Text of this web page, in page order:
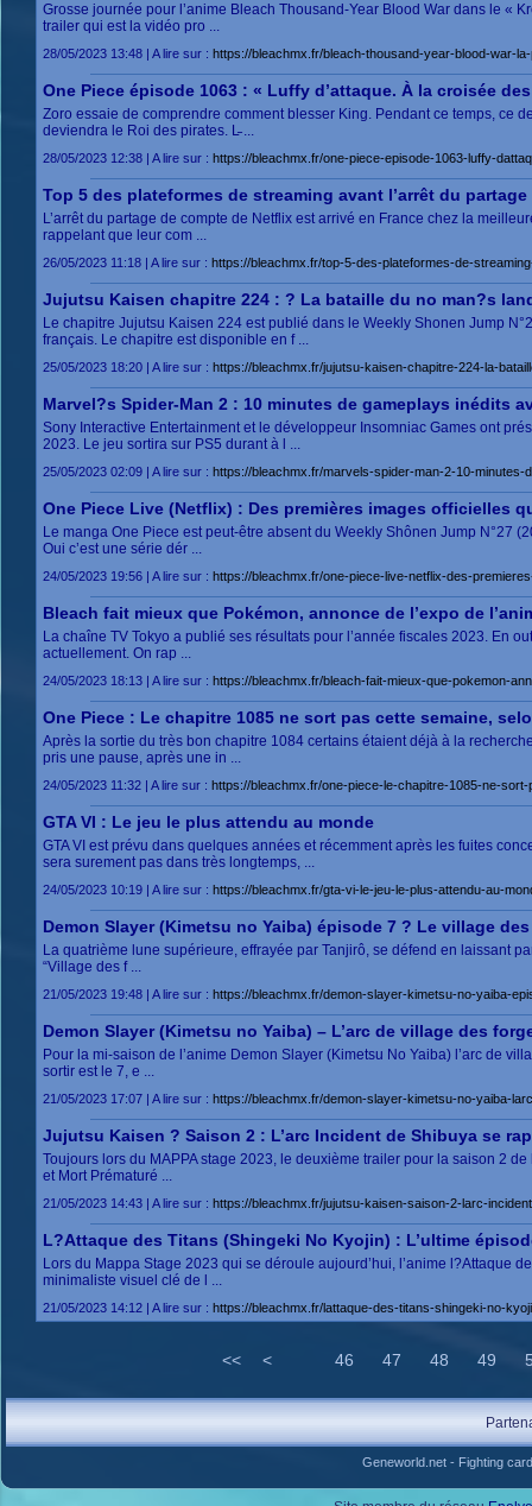
Grosse journée pour l’anime Bleach Thousand-Year Blood War dans le «
trailer qui est la vidéo pro ...
28/05/2023 13:48 | A lire sur : https://bleachmx.fr/bleach-thousand-year-blood-war-
One Piece épisode 1063 : « Luffy d’attaque. À la croisée
Zoro essaie de comprendre comment blesser King. Pendant ce temps, ce
deviendra le Roi des pirates. L̵ ...
28/05/2023 12:38 | A lire sur : https://bleachmx.fr/one-piece-episode-1063-luffy-
Top 5 des plateformes de streaming avant l’arrêt du
L’arrêt du partage de compte de Netflix est arrivé en France chez la
rappelant que leur com ...
26/05/2023 11:18 | A lire sur : https://bleachmx.fr/top-5-des-plateformes-de-
Jujutsu Kaisen chapitre 224 : ? La bataille du no man?s
Le chapitre Jujutsu Kaisen 224 est publié dans le Weekly Shonen Jump
français. Le chapitre est disponible en f ...
25/05/2023 18:20 | A lire sur : https://bleachmx.fr/jujutsu-kaisen-chapitre-224-la-
Marvel?s Spider-Man 2 : 10 minutes de gameplays inédits
Sony Interactive Entertainment et le développeur Insomniac Games ont
2023. Le jeu sortira sur PS5 durant à l ...
25/05/2023 02:09 | A lire sur : https://bleachmx.fr/marvels-spider-man-2-10-
One Piece Live (Netflix) : Des premières images officielles
Le manga One Piece est peut-être absent du Weekly Shônen Jump N°27
Oui c’est une série dér ...
24/05/2023 19:56 | A lire sur : https://bleachmx.fr/one-piece-live-netflix-des-
Bleach fait mieux que Pokémon, annonce de l’expo de
La chaîne TV Tokyo a publié ses résultats pour l’année fiscales 2023. En
actuellement. On rap ...
24/05/2023 18:13 | A lire sur : https://bleachmx.fr/bleach-fait-mieux-que-pokemon-
One Piece : Le chapitre 1085 ne sort pas cette semaine,
Après la sortie du très bon chapitre 1084 certains étaient déjà à la
pris une pause, après une in ...
24/05/2023 11:32 | A lire sur : https://bleachmx.fr/one-piece-le-chapitre-1085-ne-
GTA VI : Le jeu le plus attendu au monde
GTA VI est prévu dans quelques années et récemment après les fuites
sera surement pas dans très longtemps, ...
24/05/2023 10:19 | A lire sur : https://bleachmx.fr/gta-vi-le-jeu-le-plus-attendu-au-
Demon Slayer (Kimetsu no Yaiba) épisode 7 ? Le village
La quatrième lune supérieure, effrayée par Tanjirô, se défend en laissant
“Village des f ...
21/05/2023 19:48 | A lire sur : https://bleachmx.fr/demon-slayer-kimetsu-no-yaiba-
Demon Slayer (Kimetsu no Yaiba) – L’arc de village des
Pour la mi-saison de l’anime Demon Slayer (Kimetsu No Yaiba) l’arc de
sortir est le 7, e ...
21/05/2023 17:07 | A lire sur : https://bleachmx.fr/demon-slayer-kimetsu-no-yaiba-
Jujutsu Kaisen ? Saison 2 : L’arc Incident de Shibuya se
Toujours lors du MAPPA stage 2023, le deuxième trailer pour la saison 2
et Mort Prématuré ...
21/05/2023 14:43 | A lire sur : https://bleachmx.fr/jujutsu-kaisen-saison-2-larc-
L?Attaque des Titans (Shingeki No Kyojin) : L’ultime
Lors du Mappa Stage 2023 qui se déroule aujourd’hui, l’anime l?Attaque
minimaliste visuel clé de l ...
21/05/2023 14:12 | A lire sur : https://bleachmx.fr/lattaque-des-titans-shingeki-no-
<< < 46 47 48 49
Geneworld.net- Fighting